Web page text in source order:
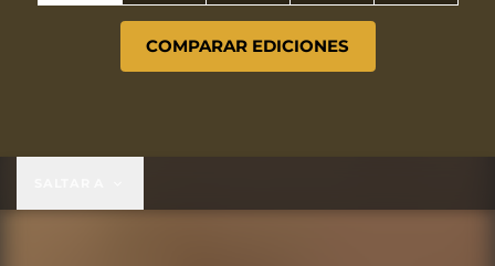
COMPARAR EDICIONES